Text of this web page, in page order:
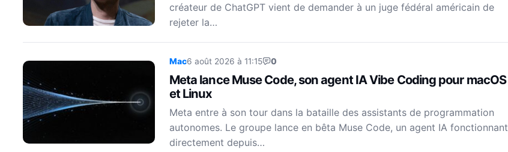
créateur de ChatGPT vient de demander à un juge fédéral américain de
rejeter la…
Mac6 août 2026 à 11:15 0
Meta lance Muse Code, son agent IA Vibe Coding pour macOS
et Linux
Meta entre à son tour dans la bataille des assistants de programmation
autonomes. Le groupe lance en bêta Muse Code, un agent IA fonctionnant
directement depuis…